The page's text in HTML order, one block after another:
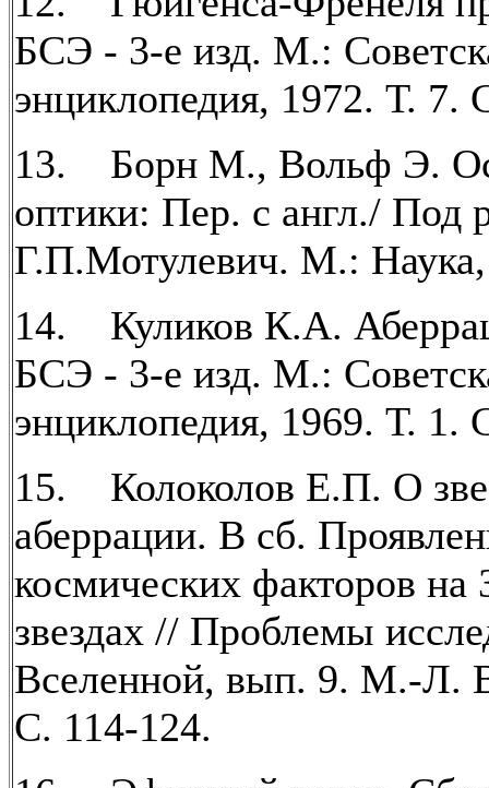
БСЭ - 3-е изд. М.:
энциклопедия, 1972. Т. 7.
13. Борн М., Вольф Э.
оптики: Пер. с англ./ Под
Г.П.Мотулевич. М.:
14. Куликов К.А.
БСЭ - 3-е изд. М.:
энциклопедия, 1969. Т. 1.
15. Колоколов Е.П. О
аберрации. В сб.
космических факторов на
звездах // Проблемы
Вселенной, вып. 9. М.-Л.
С. 114-124.